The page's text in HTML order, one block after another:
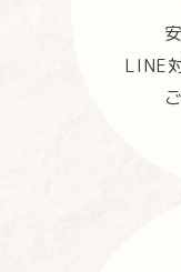
LINE